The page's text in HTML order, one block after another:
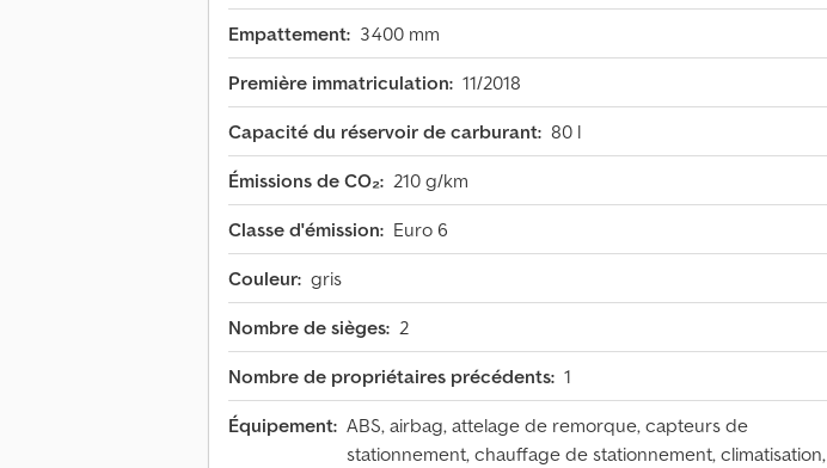
Empattement: 3 400 mm
Première immatriculation: 11/2018
Capacité du réservoir de carburant: 80 l
Émissions de CO₂: 210 g/km
Classe d'émission: Euro 6
Couleur: gris
Nombre de sièges: 2
Nombre de propriétaires précédents: 1
Équipement: ABS, airbag, attelage de remorque, capteurs de
stationnement, chauffage de stationnement, climatisation,